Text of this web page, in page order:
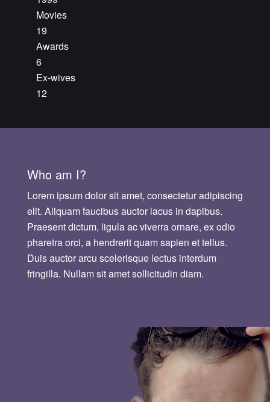
Movies
19
Awards
6
Ex-wives
12
Who am I?
Lorem ipsum dolor sit amet, consectetur adipiscing
elit. Aliquam faucibus auctor lacus in dapibus.
Praesent dictum, ligula ac viverra ornare, ex odio
pharetra orci, a hendrerit quam sapien et tellus.
Duis auctor arcu scelerisque lectus interdum
fringilla. Nullam sit amet sollicitudin diam.